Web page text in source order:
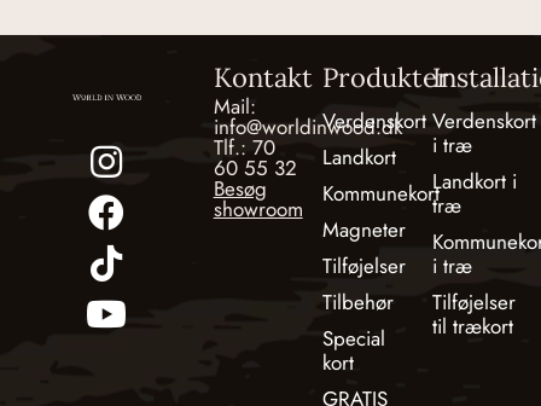
Kontakt
Mail:
info@worldinwood.dk
Tlf.: 70
60 55 32
Besøg
showroom
Produkter
Verdenskort
Landkort
Kommunekort
Magneter
Tilføjelser
Tilbehør
Special
kort
GRATIS
Verdenskort
i træ
Landkort i
træ
i træ
Tilføjelser
til trækort